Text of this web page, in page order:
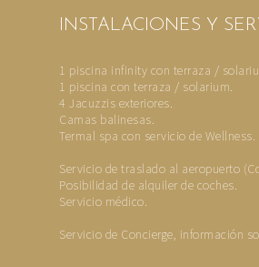
INSTALACIONES Y
1 piscina infinity con terraza /
1 piscina con terraza / solarium.
4 Jacuzzis exteriores.
Camas balinesas.
Termal spa con servicio de Wellness.
Servicio de traslado al aeropuerto
Posibilidad de alquiler de coches.
Servicio médico.
Servicio de Concierge, información